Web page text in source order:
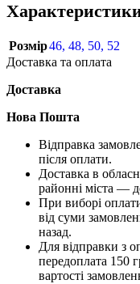
Розмір46, 48, 50, 52
Доставка та оплата
Доставка
Нова Пошта
Відправка
після оплати.
Доставка в
районні міста —
При виборі
від суми
назад.
Для відправки з
передоплата 150
вартості